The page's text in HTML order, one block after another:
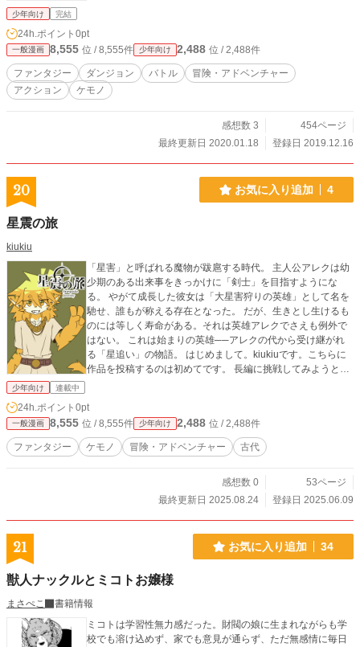
少年向け 完結
24h.ポイント 0pt
一般漫画 8,555 位 / 8,555件 少年向け 2,488 位 / 2,488件
ファンタジー ダンジョン バトル
冒険・アドベンチャー
アクション
ケモノ
感想数 3
454ページ
最終更新日 2020.01.18
登録日 2019.12.16
20 お気に入り追加 4
星震の旅
kiukiu
「星害」と呼ばれる魔物が跋扈する時代。 主人公アレクは幼
少期のある出来事をきっかけに「剣士」を目指すようにな
る。 やがて成長した彼女は「大星害狩りの英雄」として名を
馳せ、誰もが称える存在となった。 だが、生きとし生けるも
のには等しく寿命がある。それは英雄アレクでさえも例外で
はない。 これは始まりの英雄──アレクの代から受け継がれ
る「星追い」の物語。 はじめまして。kiukiuです。こちらに
作品を投稿するのは初めてです。 長編に挑戦してみようと思
少年向け 連載中
24h.ポイント 0pt
一般漫画 8,555 位 / 8,555件 少年向け 2,488 位 / 2,488件
ファンタジー ケモノ 冒険・アドベンチャー 古代
感想数 0
53ページ
最終更新日 2025.08.24
登録日 2025.06.09
21 お気に入り追加 34
獣人ナックルとミコトお嬢様
まさぺこ
書籍情報
ミコトは学習性無力感だった。財閥の娘に生まれながらも学
校でも溶け込めず、家でも意見が通らず、ただ無感情に毎日